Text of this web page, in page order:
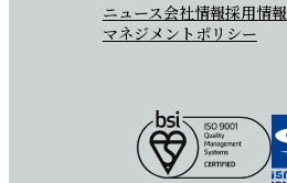
ニュース会社情報採用情報
マネジメントポリシー